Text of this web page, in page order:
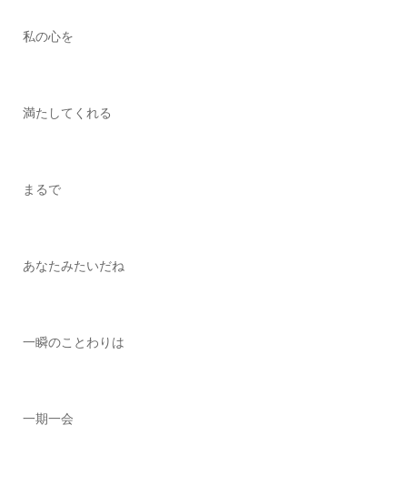
私の心を
満たしてくれる
まるで
あなたみたいだね
一瞬のことわりは
一期一会